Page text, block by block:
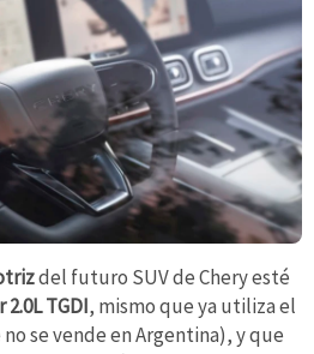
del futuro SUV de Chery esté
TGDI, mismo que ya utiliza el
se vende en Argentina), y que